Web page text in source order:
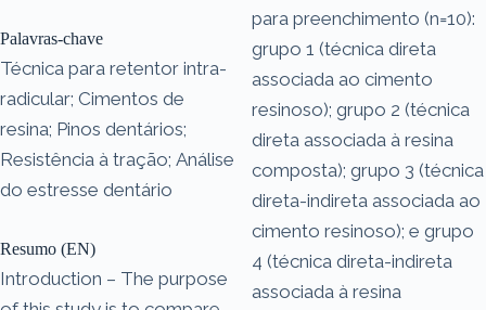
Palavras-chave
Técnica para retentor intra-
radicular; Cimentos de
resina; Pinos dentários;
Resistência à tração; Análise
do estresse dentário
Resumo (EN)
Introduction – The purpose
para preenchimento (n=10):
grupo 1 (técnica direta
associada ao cimento
resinoso); grupo 2 (técnica
direta associada à resina
composta); grupo 3 (técnica
direta-indireta associada ao
cimento resinoso); e grupo
4 (técnica direta-indireta
associada à resina